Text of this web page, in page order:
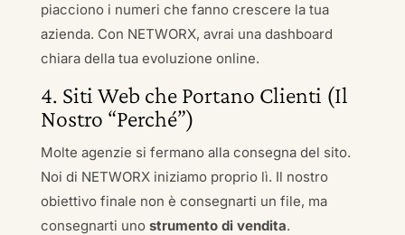
piacciono i numeri che fanno crescere la tua
azienda. Con NETWORX, avrai una dashboard
chiara della tua evoluzione online.
4. Siti Web che Portano Clienti (Il
Nostro “Perché”)
Molte agenzie si fermano alla consegna del sito.
Noi di NETWORX iniziamo proprio lì. Il nostro
obiettivo finale non è consegnarti un file, ma
consegnarti uno strumento di vendita.